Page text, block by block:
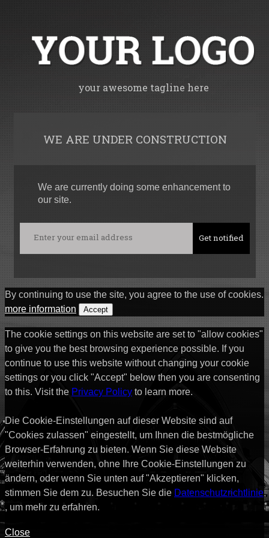
your awesome tagline here
WE ARE UNDER CONSTRUCTION
We are currently doing some enhancement to
our site.
By continuing to use the site, you agree to the use of cookies.
more information
Accept
The cookie settings on this website are set to "allow cookies"
to give you the best browsing experience possible. If you
continue to use this website without changing your cookie
settings or you click "Accept" below then you are consenting
to this. Visit the Privacy Policy to learn more.
Die Cookie-Einstellungen auf dieser Website sind auf
"Cookies zulassen" eingestellt, um Ihnen die bestmögliche
Browser-Erfahrung zu bieten. Wenn Sie diese Website
weiterhin verwenden, ohne Ihre Cookie-Einstellungen zu
ändern, oder wenn Sie unten auf "Akzeptieren" klicken,
stimmen Sie dem zu. Besuchen Sie die Datenschutzrichtlinie
, um mehr zu erfahren.
Close